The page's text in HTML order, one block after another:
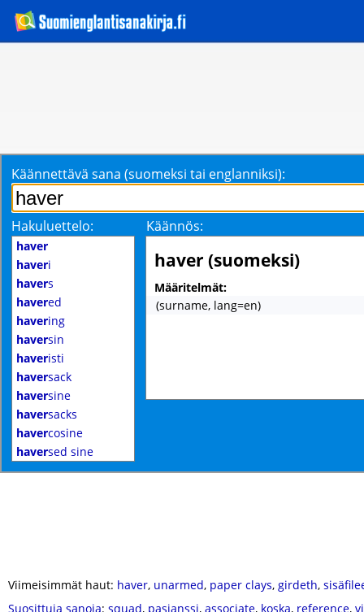
Käännettävä sana (suomeksi tai englanniksi):
Hakuluettelo: Käännös:
haver
haveri
havers
havered
havering
haversin
haveristi
haversack
haversine
haversacks
havercosine
haversed sine
haver (suomeksi)
Määritelmät:
(surname, lang=en)
Viimeisimmät haut: haver, unarmed, paper clays, girdeth,
Suosittuja sanoja: squad, pasianssi, associate, koska, reference,